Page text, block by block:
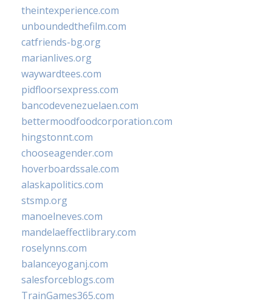
theintexperience.com
unboundedthefilm.com
catfriends-bg.org
marianlives.org
waywardtees.com
pidfloorsexpress.com
bancodevenezuelaen.com
bettermoodfoodcorporation.com
hingstonnt.com
chooseagender.com
hoverboardssale.com
alaskapolitics.com
stsmp.org
manoelneves.com
mandelaeffectlibrary.com
roselynns.com
balanceyoganj.com
salesforceblogs.com
TrainGames365.com